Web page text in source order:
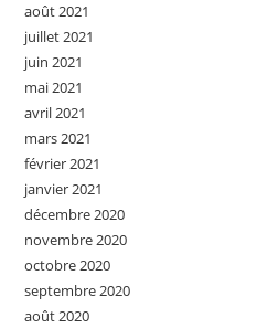
août 2021
juillet 2021
juin 2021
mai 2021
avril 2021
mars 2021
février 2021
janvier 2021
décembre 2020
novembre 2020
octobre 2020
septembre 2020
août 2020